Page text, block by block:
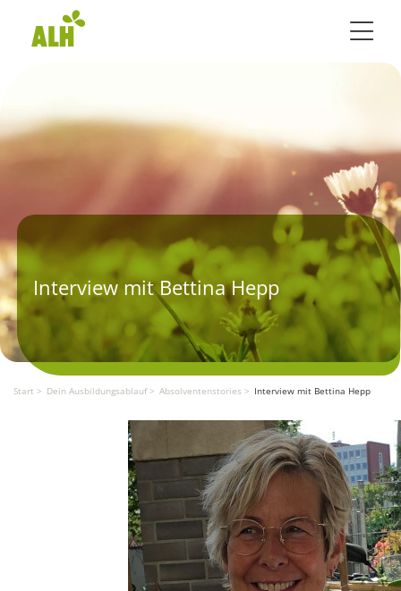
Toggle
Interview mit Bettina Hepp
Start Dein Ausbildungsablauf Absolventenstories Interview mit Bettina Hepp